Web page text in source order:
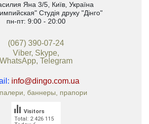
Яна 3/5, Київ, Україна
Студія друку "Дінго"
пн-пт: 9:00 - 20:00
(067) 390-07-24
Viber, Skype,
WhatsApp, Telegram
info@dingo.com.ua
баннеры, прапори
Total: 2 426 115
Visitors